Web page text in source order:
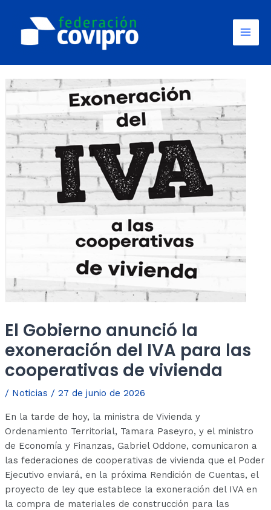
El Gobierno anunció la
exoneración del IVA para las
cooperativas de vivienda
/ Noticias /27 de junio de 2026
En la tarde de hoy, la ministra de Vivienda y
Ordenamiento Territorial, Tamara Paseyro, y el ministro
de Economía y Finanzas, Gabriel Oddone, comunicaron a
las federaciones de cooperativas de vivienda que el Poder
Ejecutivo enviará, en la próxima Rendición de Cuentas, el
proyecto de ley que establece la exoneración del IVA en
la compra de materiales de construcción para las